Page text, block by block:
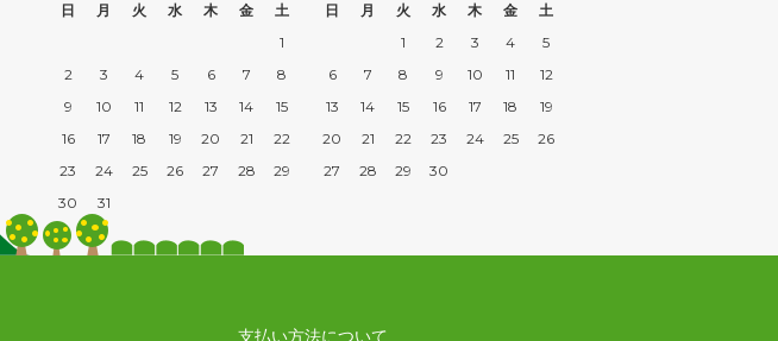
日
月 火 水 木 金
土
1
2
3 4 5 6 7
8
9
10 11 12 13 14
15
16
17 18 19 20 21
22
23
24 25 26 27 28
29
30
31
日
月 火 水 木 金
土
1
2 3 4
5
6
7 8 9 10 11
12
13
14 15 16 17 18
19
20
21 22 23 24 25
26
27
28 29 30
支払い方法について